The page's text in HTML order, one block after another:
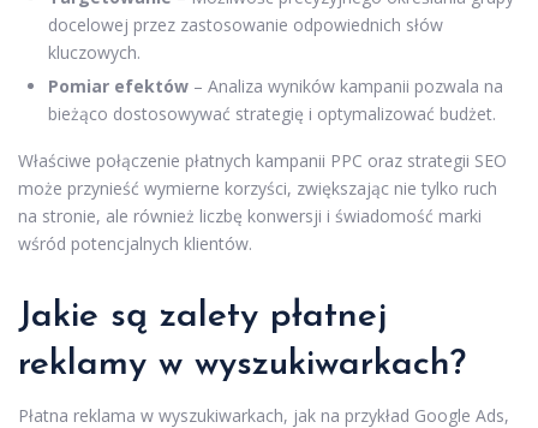
docelowej przez zastosowanie odpowiednich słów
kluczowych.
Pomiar efektów – Analiza wyników kampanii pozwala na
bieżąco dostosowywać strategię i optymalizować budżet.
Właściwe połączenie płatnych kampanii PPC oraz strategii SEO
może przynieść wymierne korzyści, zwiększając nie tylko ruch
na stronie, ale również liczbę konwersji i świadomość marki
wśród potencjalnych klientów.
Jakie są zalety płatnej
reklamy w wyszukiwarkach?
Płatna reklama w wyszukiwarkach, jak na przykład Google Ads,